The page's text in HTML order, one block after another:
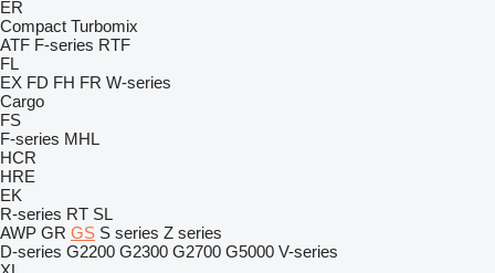
ER
Compact Turbomix
ATF F-series RTF
FL
EX FD FH FR W-series
Cargo
FS
F-series MHL
HCR
HRE
EK
R-series RT SL
AWP GR GS S series Z series
D-series G2200 G2300 G2700 G5000 V-series